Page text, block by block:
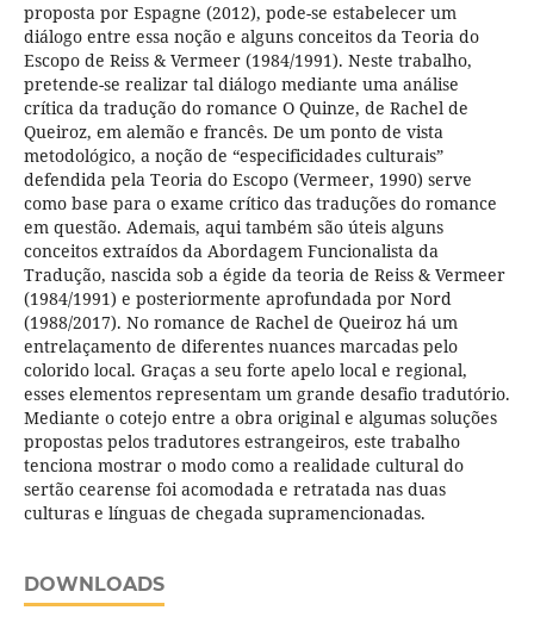
proposta por Espagne (2012), pode-se estabelecer um
diálogo entre essa noção e alguns conceitos da Teoria do
Escopo de Reiss & Vermeer (1984/1991). Neste trabalho,
pretende-se realizar tal diálogo mediante uma análise
crítica da tradução do romance O Quinze, de Rachel de
Queiroz, em alemão e francês. De um ponto de vista
metodológico, a noção de “especificidades culturais”
defendida pela Teoria do Escopo (Vermeer, 1990) serve
como base para o exame crítico das traduções do romance
em questão. Ademais, aqui também são úteis alguns
conceitos extraídos da Abordagem Funcionalista da
Tradução, nascida sob a égide da teoria de Reiss & Vermeer
(1984/1991) e posteriormente aprofundada por Nord
(1988/2017). No romance de Rachel de Queiroz há um
entrelaçamento de diferentes nuances marcadas pelo
colorido local. Graças a seu forte apelo local e regional,
esses elementos representam um grande desafio tradutório.
Mediante o cotejo entre a obra original e algumas soluções
propostas pelos tradutores estrangeiros, este trabalho
tenciona mostrar o modo como a realidade cultural do
sertão cearense foi acomodada e retratada nas duas
culturas e línguas de chegada supramencionadas.
DOWNLOADS